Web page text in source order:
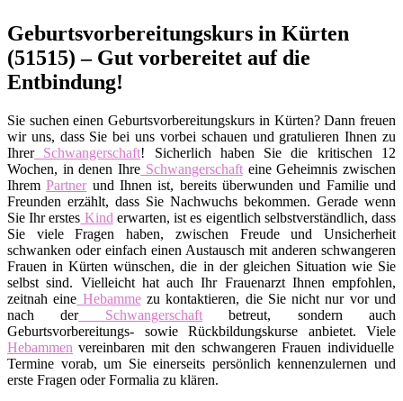
Geburtsvorbereitungskurs in Kürten
(51515) – Gut vorbereitet auf die
Entbindung!
Sie suchen einen Geburtsvorbereitungskurs in Kürten? Dann freuen
wir uns, dass Sie bei uns vorbei schauen und gratulieren Ihnen zu
IhrerSchwangerschaft! Sicherlich haben Sie die kritischen 12
Wochen, in denen Ihre Schwangerschafteine Geheimnis zwischen
IhremPartnerund Ihnen ist, bereits überwunden und Familie und
Freunden erzählt, dass Sie Nachwuchs bekommen. Gerade wenn
Sie Ihr erstes Kind erwarten, ist es eigentlich selbstverständlich, dass
Sie viele Fragen haben, zwischen Freude und Unsicherheit
schwanken oder einfach einen Austausch mit anderen schwangeren
Frauen in Kürten wünschen, die in der gleichen Situation wie Sie
selbst sind. Vielleicht hat auch Ihr Frauenarzt Ihnen empfohlen,
zeitnah eine Hebammezu kontaktieren, die Sie nicht nur vor und
nach derSchwangerschaftbetreut, sondern auch
Geburtsvorbereitungs- sowie Rückbildungskurse anbietet. Viele
Hebammen vereinbaren mit den schwangeren Frauen individuelle
Termine vorab, um Sie einerseits persönlich kennenzulernen und
erste Fragen oder Formalia zu klären.